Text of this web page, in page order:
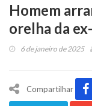
Homem
orelha da
6 de janeiro de 2025
Compartilhar